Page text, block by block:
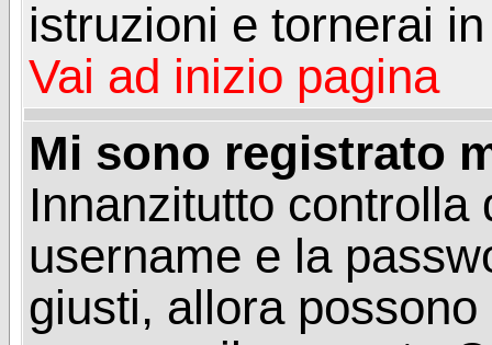
istruzioni e tornerai
Vai ad inizio pagina
Mi sono registrato
Innanzitutto controlla
username e la
giusti, allora